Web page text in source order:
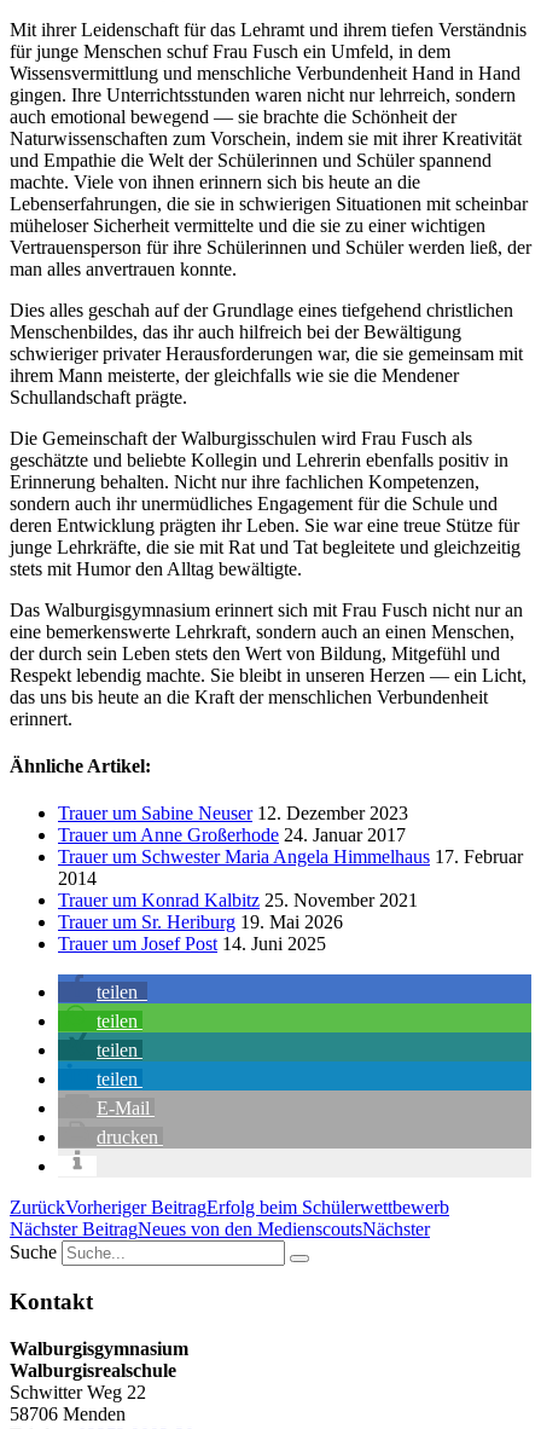
Mit ihrer Leidenschaft für das Lehramt und ihrem tiefen Verständnis
für junge Menschen schuf Frau Fusch ein Umfeld, in dem
Wissensvermittlung und menschliche Verbundenheit Hand in Hand
gingen. Ihre Unterrichtsstunden waren nicht nur lehrreich, sondern
auch emotional bewegend — sie brachte die Schönheit der
Naturwissenschaften zum Vorschein, indem sie mit ihrer Kreativität
und Empathie die Welt der Schülerinnen und Schüler spannend
machte. Viele von ihnen erinnern sich bis heute an die
Lebenserfahrungen, die sie in schwierigen Situationen mit scheinbar
müheloser Sicherheit vermittelte und die sie zu einer wichtigen
Vertrauensperson für ihre Schülerinnen und Schüler werden ließ, der
man alles anvertrauen konnte.
Dies alles geschah auf der Grundlage eines tiefgehend christlichen
Menschenbildes, das ihr auch hilfreich bei der Bewältigung
schwieriger privater Herausforderungen war, die sie gemeinsam mit
ihrem Mann meisterte, der gleichfalls wie sie die Mendener
Schullandschaft prägte.
Die Gemeinschaft der Walburgisschulen wird Frau Fusch als
geschätzte und beliebte Kollegin und Lehrerin ebenfalls positiv in
Erinnerung behalten. Nicht nur ihre fachlichen Kompetenzen,
sondern auch ihr unermüdliches Engagement für die Schule und
deren Entwicklung prägten ihr Leben. Sie war eine treue Stütze für
junge Lehrkräfte, die sie mit Rat und Tat begleitete und gleichzeitig
stets mit Humor den Alltag bewältigte.
Das Walburgisgymnasium erinnert sich mit Frau Fusch nicht nur an
eine bemerkenswerte Lehrkraft, sondern auch an einen Menschen,
der durch sein Leben stets den Wert von Bildung, Mitgefühl und
Respekt lebendig machte. Sie bleibt in unseren Herzen — ein Licht,
das uns bis heute an die Kraft der menschlichen Verbundenheit
erinnert.
Ähnliche Artikel:
Trauer um Sabine Neuser12. Dezember 2023
Trauer um Anne Großerhode 24. Januar 2017
Trauer um Schwester Maria Angela Himmelhaus 17. Februar
2014
Trauer um Konrad Kalbitz 25. November 2021
Trauer um Sr. Heriburg 19. Mai 2026
Trauer um Josef Post 14. Juni 2025
teilen
teilen
teilen
teilen
E-Mail
drucken
ZurückVorheriger BeitragErfolg beim Schülerwettbewerb
Nächster BeitragNeues von den MedienscoutsNächster
Suche
Kontakt
Walburgisgymnasium
Walburgisrealschule
Schwitter Weg 22
58706 Menden